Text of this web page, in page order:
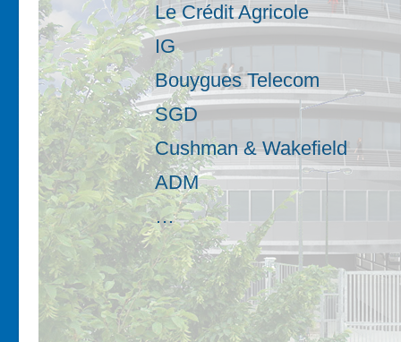
Le Crédit Agricole
IG
Bouygues Telecom
SGD
Cushman & Wakefield
ADM
…